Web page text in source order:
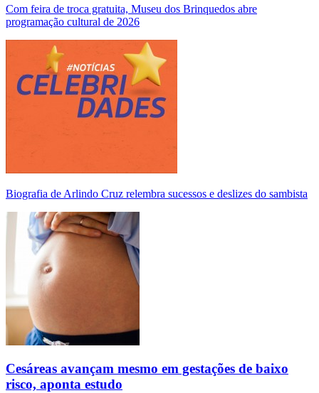
Com feira de troca gratuita, Museu dos Brinquedos abre
programação cultural de 2026
Biografia de Arlindo Cruz relembra sucessos e deslizes do sambista
Cesáreas avançam mesmo em gestações de baixo
risco, aponta estudo